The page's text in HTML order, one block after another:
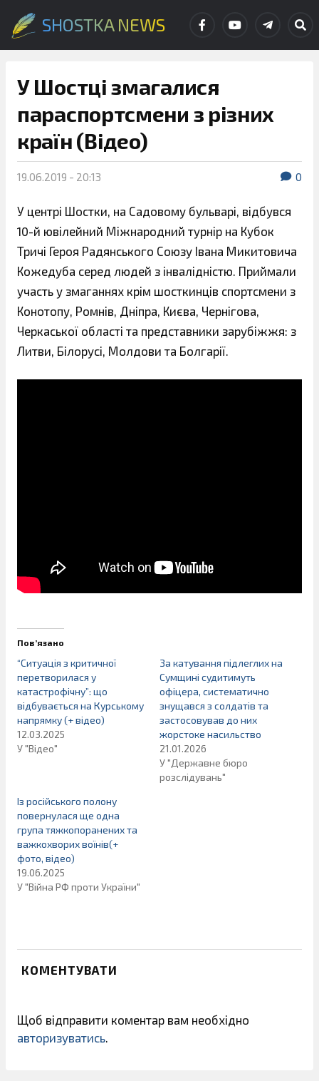
SHOSTKA NEWS
У Шостці змагалися
параспортсмени з різних
країн (Відео)
19.06.2019 - 20:13 0
У центрі Шостки, на Садовому бульварі, відбувся
10-й ювілейний Міжнародний турнір на Кубок
Тричі Героя Радянського Союзу Івана Микитовича
Кожедуба серед людей з інвалідністю. Приймали
участь у змаганнях крім шосткинців спортсмени з
Конотопу, Ромнів, Дніпра, Києва, Чернігова,
Черкаської області та представники зарубіжжя: з
Литви, Білорусі, Молдови та Болгарії.
Пов’язано
“Ситуація з критичної
перетворилася у
катастрофічну”: що
відбувається на Курському
напрямку (+ відео)
12.03.2025
У "Відео"
За катування підлеглих на
Сумщині судитимуть
офіцера, систематично
знущався з солдатів та
застосовував до них
жорстоке насильство
21.01.2026
У "Державне бюро
розслідувань"
Із російського полону
повернулася ще одна
група тяжкопоранених та
важкохворих воїнів(+
фото, відео)
19.06.2025
У "Війна РФ проти України"
КОМЕНТУВАТИ
Щоб відправити коментар вам необхідно
авторизуватись.